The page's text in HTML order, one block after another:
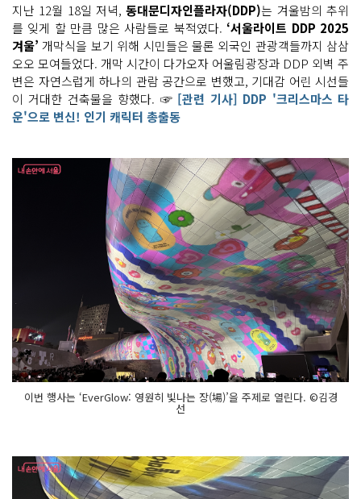
지난 12월 18일 저녁,동대문디자인플라자(DDP)는 겨울밤의 추위
를 잊게 할 만큼 많은 사람들로 북적였다. ‘서울라이트 DDP 2025
겨울’ 개막식을 보기 위해 시민들은 물론 외국인 관광객들까지 삼삼
오오 모여들었다. 개막 시간이 다가오자 어울림광장과 DDP 외벽 주
변은 자연스럽게 하나의 관람 공간으로 변했고, 기대감 어린 시선들
이 거대한 건축물을 향했다. ☞[관련 기사] DDP '크리스마스 타
운'으로 변신! 인기 캐릭터 총출동
이번 행사는 ‘EverGlow: 영원히 빛나는 장(場)’을 주제로 열린다. ©김경
선